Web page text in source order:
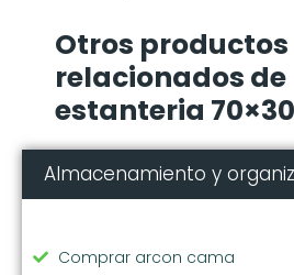
Otros productos
relacionados de
estanteria 70×30
Almacenamiento y
Comprar arcon cama